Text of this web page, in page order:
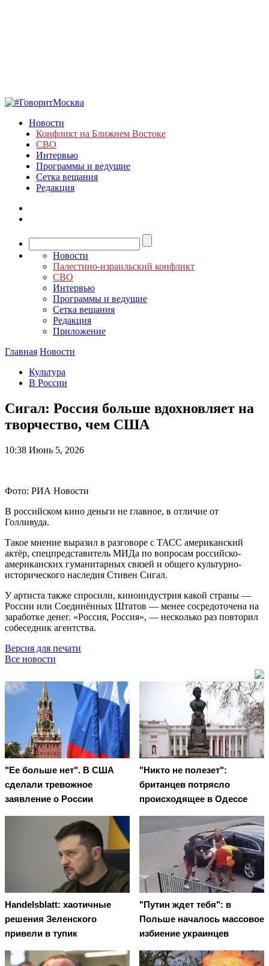
Новости
Конфликт на Ближнем Востоке
СВО
Интервью
Программы и ведущие
Сетка вещания
Редакция
Новости
Палестино-израильский конфликт
СВО
Интервью
Программы и ведущие
Сетка вещания
Редакция
Приложение
Главная Новости
Культура
В России
Сигал: Россия больше вдохновляет на
творчество, чем США
10:38 Июнь 5, 2026
Фото: РИА Новости
В российском кино деньги не главное, в отличие от
Голливуда.
Такое мнение выразил в разговоре с ТАСС американский
актёр, спецпредставитель МИДа по вопросам российско-
американских гуманитарных связей и общего культурно-
исторического наследия Стивен Сигал.
У артиста также спросили, киноиндустрия какой страны —
России или Соединённых Штатов — менее сосредоточена на
заработке денег. «Россия, Россия», — несколько раз повторил
собеседник агентства.
Версия для печати
Все новости
"Ее больше нет". В США
сделали тревожное
заявление о России
"Никто не полезет":
британцев потрясло
происходящее в Одессе
Handelsblatt: хаотичные
решения Зеленского
привели в тупик
"Путин ждет тебя": в
Польше началось массовое
избиение украинцев